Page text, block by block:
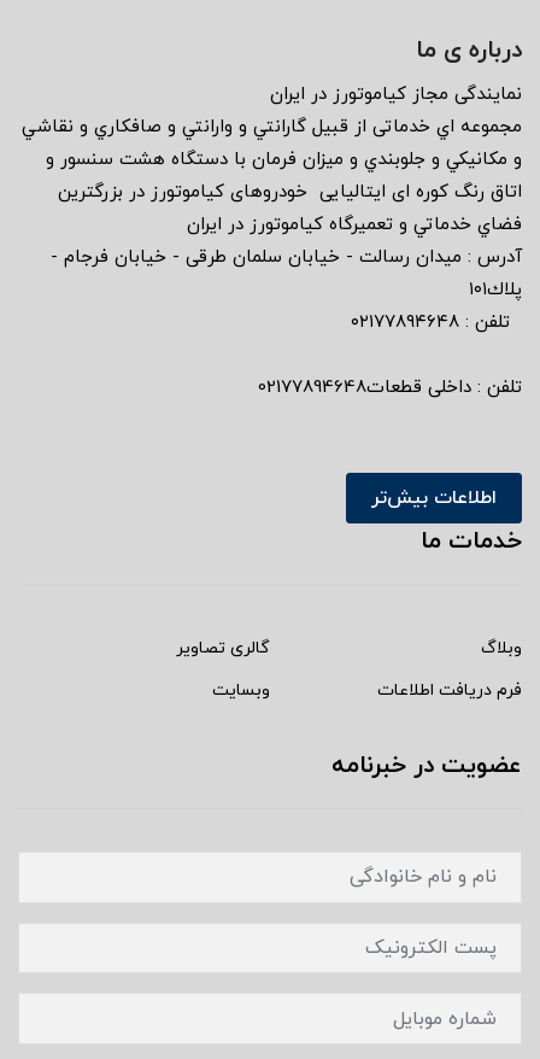
درباره ی ما
نمايندگى مجاز كياموتورز در ايران
مجموعه اي خدماتى از قبيل گارانتي و وارانتي و صافكاري و نقاشي
و مكانيكي و جلوبندي و ميزان فرمان با دستگاه هشت سنسور و
اتاق رنگ كوره اى ايتاليايى خودروهاى كياموتورز در بزرگترين
فضاي خدماتي و تعميرگاه كياموتورز در ايران
آدرس : ميدان رسالت - خيابان سلمان طرقى - خيابان فرجام -
پلاك١٠١
تلفن : ٠٢١٧٧٨٩٤٦٤٨
تلفن : داخلی قطعات02177894648
اطلاعات بیش‌تر
خدمات ما
وبلاگ
گالری تصاویر
فرم دریافت اطلاعات
وبسایت
عضویت در خبرنامه